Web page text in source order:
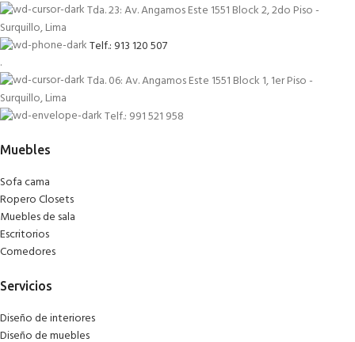
Tda. 23: Av. Angamos Este 1551 Block 2, 2do Piso -
Surquillo, Lima
Telf.: 913 120 507
.
Tda. 06: Av. Angamos Este 1551 Block 1, 1er Piso -
Surquillo, Lima
Telf.: 991 521 958
Muebles
Sofa cama
Ropero Closets
Muebles de sala
Escritorios
Comedores
Servicios
Diseño de interiores
Diseño de muebles